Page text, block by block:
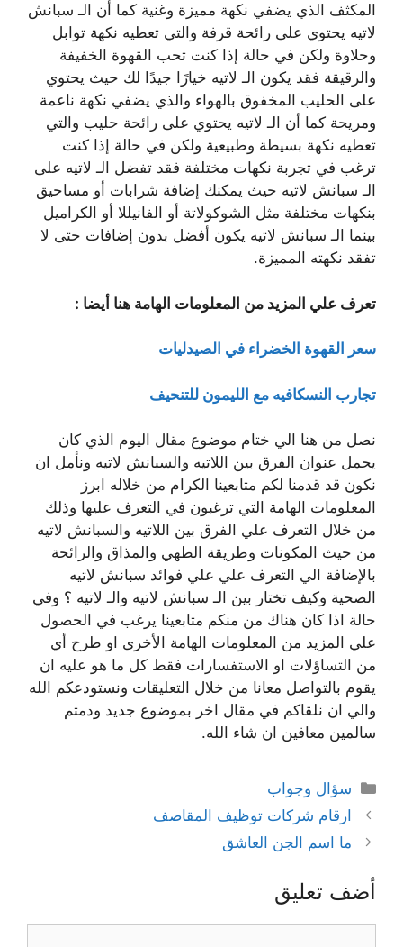
المكثف الذي يضفي نكهة مميزة وغنية كما أن الـ سبانش
لاتيه يحتوي على رائحة قرفة والتي تعطيه نكهة توابل
وحلاوة ولكن في حالة إذا كنت تحب القهوة الخفيفة
والرقيقة فقد يكون الـ لاتيه خيارًا جيدًا لك حيث يحتوي
على الحليب المخفوق بالهواء والذي يضفي نكهة ناعمة
ومريحة كما أن الـ لاتيه يحتوي على رائحة حليب والتي
تعطيه نكهة بسيطة وطبيعية ولكن في حالة إذا كنت
ترغب في تجربة نكهات مختلفة فقد تفضل الـ لاتيه على
الـ سبانش لاتيه حيث يمكنك إضافة شرابات أو مساحيق
بنكهات مختلفة مثل الشوكولاتة أو الفانيللا أو الكراميل
بينما الـ سبانش لاتيه يكون أفضل بدون إضافات حتى لا
تفقد نكهته المميزة.
تعرف علي المزيد من المعلومات الهامة هنا أيضا :
سعر القهوة الخضراء في الصيدليات
تجارب النسكافيه مع الليمون للتنحيف
نصل من هنا الي ختام موضوع مقال اليوم الذي كان
يحمل عنوان الفرق بين اللاتيه والسبانش لاتيه ونأمل ان
نكون قد قدمنا لكم متابعينا الكرام من خلاله ابرز
المعلومات الهامة التي ترغبون في التعرف عليها وذلك
من خلال التعرف علي الفرق بين اللاتيه والسبانش لاتيه
من حيث المكونات وطريقة الطهي والمذاق والرائحة
بالإضافة الي التعرف علي علي فوائد سبانش لاتيه
الصحية وكيف تختار بين الـ سبانش لاتيه والـ لاتيه ؟ وفي
حالة اذا كان هناك من منكم متابعينا يرغب في الحصول
علي المزيد من المعلومات الهامة الأخرى او طرح أي
من التساؤلات او الاستفسارات فقط كل ما هو عليه ان
يقوم بالتواصل معانا من خلال التعليقات ونستودعكم الله
والي ان نلقاكم في مقال اخر بموضوع جديد ودمتم
سالمين معافين ان شاء الله.
التصنيفات
سؤال وجواب
ارقام شركات توظيف المقاصف
ما اسم الجن العاشق
أضف تعليق